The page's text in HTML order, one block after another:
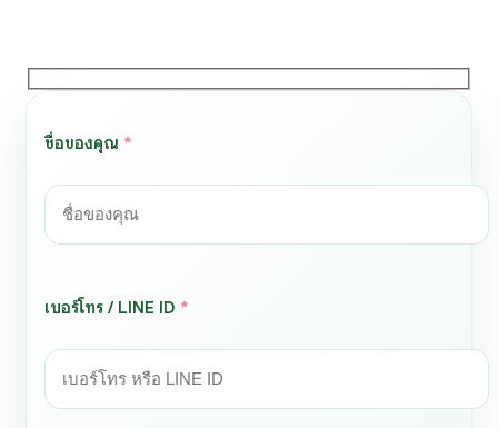
ชื่อของคุณ *
เบอร์โทร / LINE ID *